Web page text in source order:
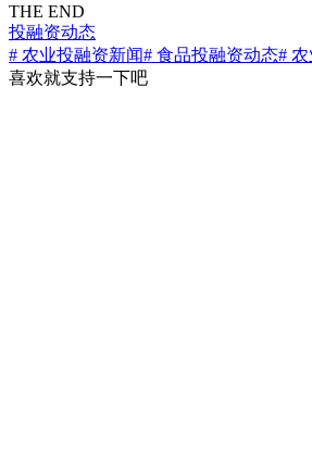
THE END
投融资动态
# 农业投融资新闻# 食品投融资动态# 农
喜欢就支持一下吧